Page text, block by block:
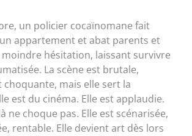
un policier cocaïnomane fait
appartement et abat parents et
moindre hésitation, laissant survivre
La scène est brutale,
mais elle sert la
est du cinéma. Elle est applaudie.
ne choque pas. Elle est scénarisée,
rentable. Elle devient art dès lors